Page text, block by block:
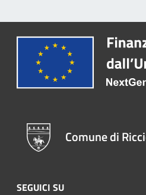
Comune di
SEGUICI SU